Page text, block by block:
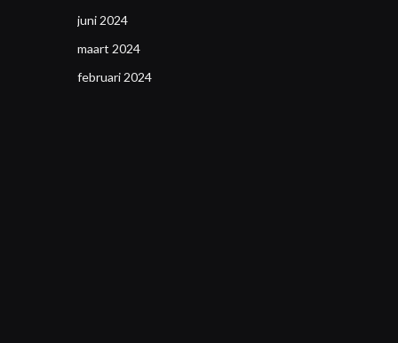
juni 2024
maart 2024
februari 2024